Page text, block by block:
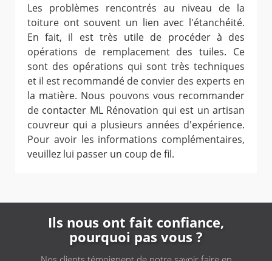
Les problèmes rencontrés au niveau de la
toiture ont souvent un lien avec l'étanchéité.
En fait, il est très utile de procéder à des
opérations de remplacement des tuiles. Ce
sont des opérations qui sont très techniques
et il est recommandé de convier des experts en
la matière. Nous pouvons vous recommander
de contacter ML Rénovation qui est un artisan
couvreur qui a plusieurs années d'expérience.
Pour avoir les informations complémentaires,
veuillez lui passer un coup de fil.
Ils nous ont fait confiance,
pourquoi pas vous ?